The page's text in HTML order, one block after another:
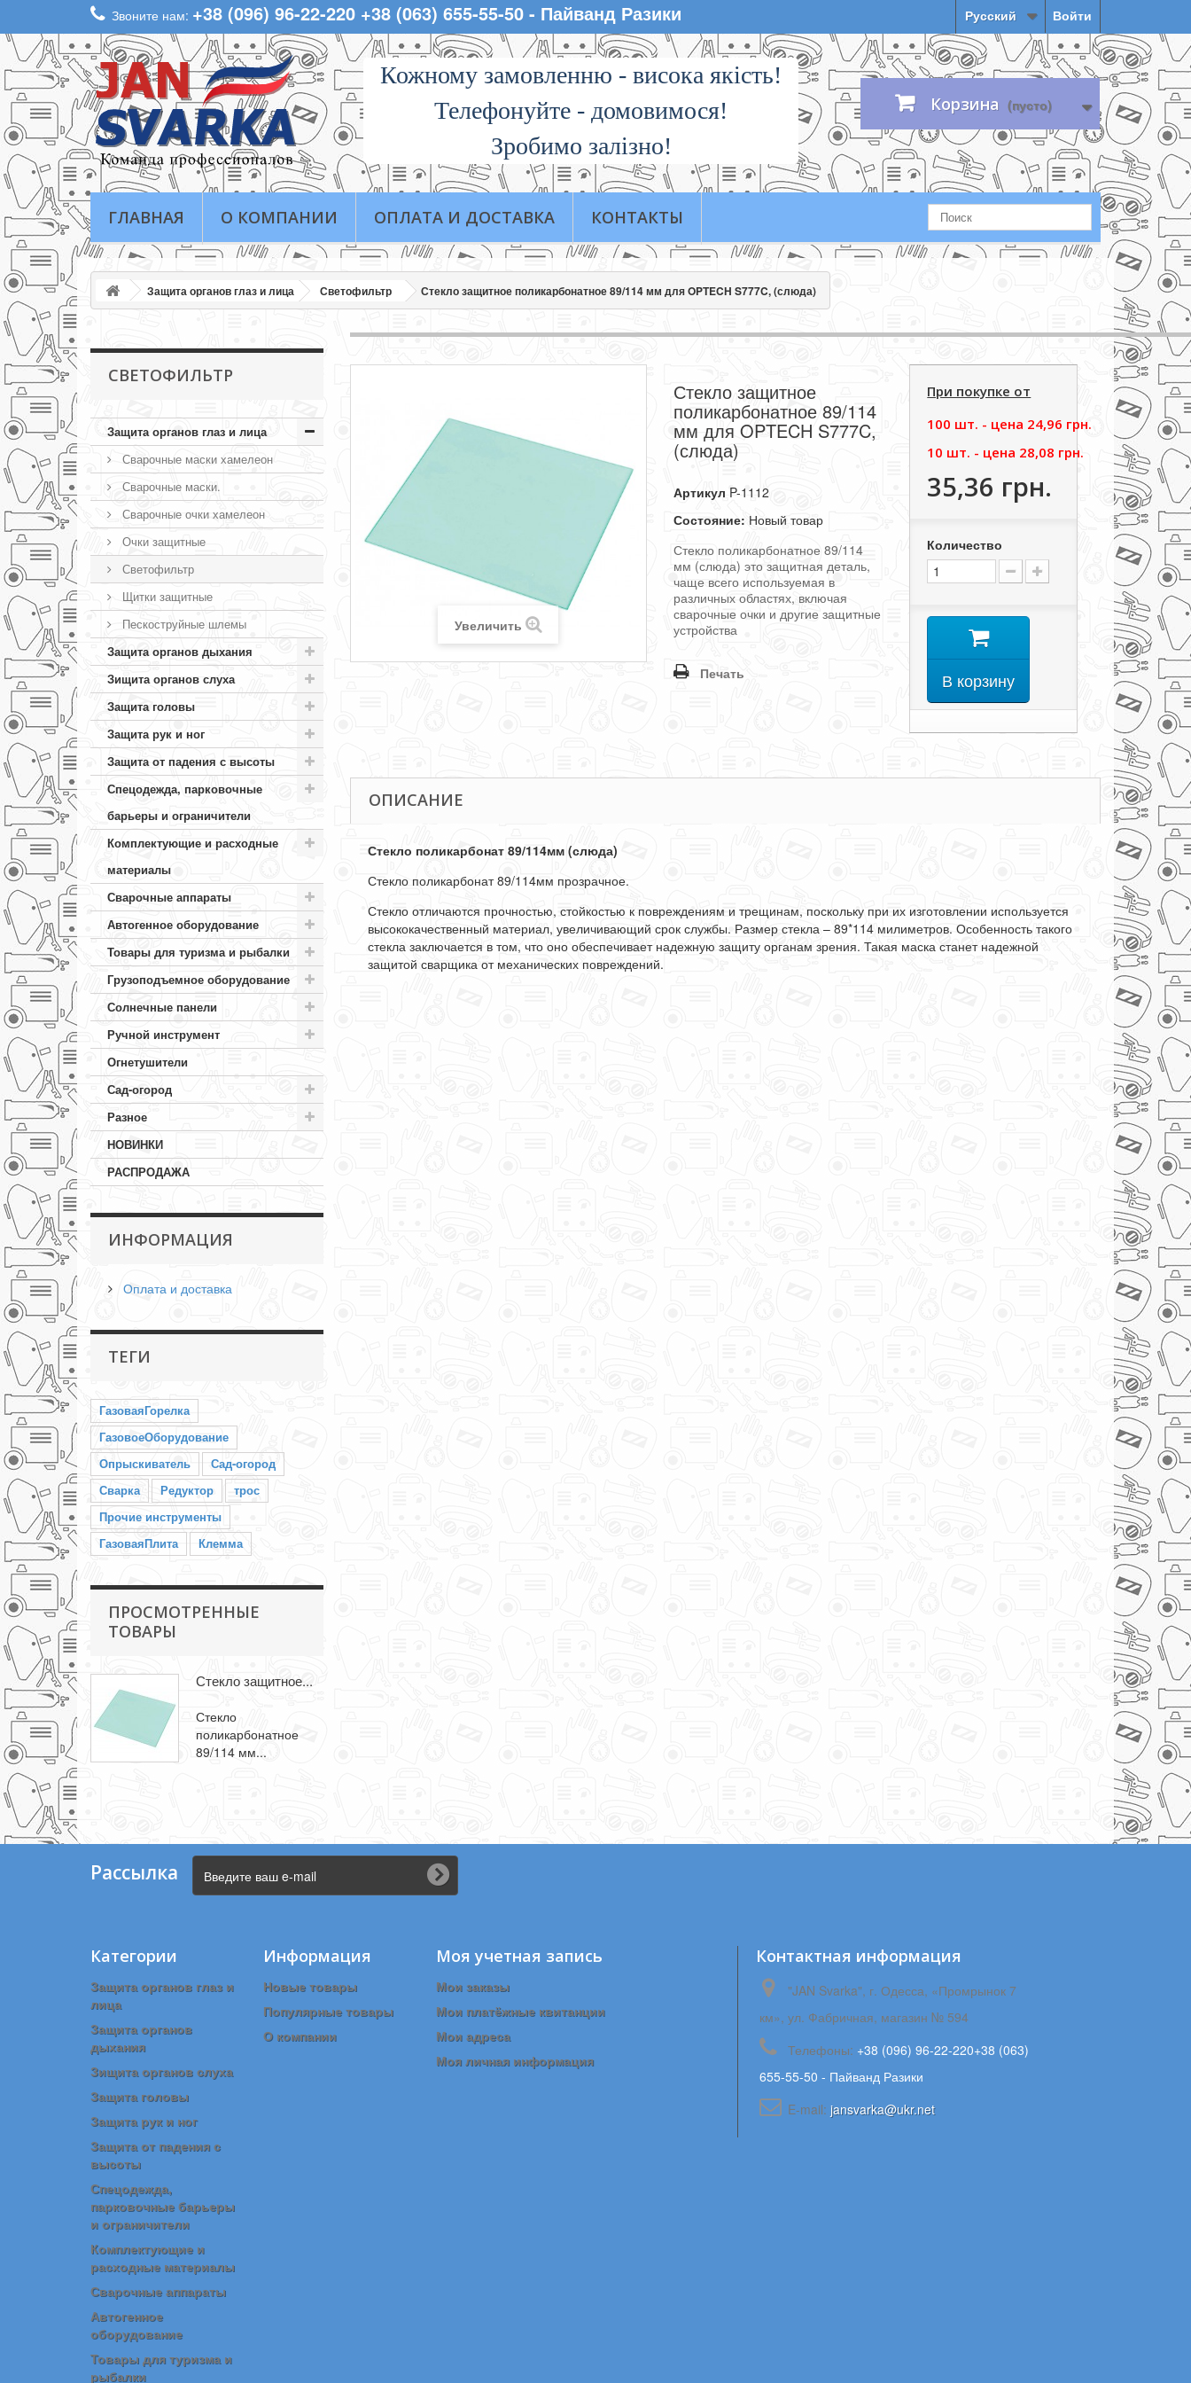
Войти
Русский
Звоните нам: +38 (096) 96-22-220 +38 (063) 655-55-50 - Пайванд Разики
Кожному замовленню - висока якiсть!
Телефонуйте - домовимося!
Зробимо залізно!
Корзина (пусто)
ГЛАВНАЯ О КОМПАНИИ ОПЛАТА И ДОСТАВКА КОНТАКТЫ
Защита органов глаз и лица Светофильтр Стекло защитное поликарбонатное 89/114 мм для OPTECH S777C, (слюда)
СВЕТОФИЛЬТР
Защита органов глаз и лица
Сварочные маски хамелеон
Сварочные маски.
Сварочные очки хамелеон
Очки защитные
Светофильтр
Щитки защитные
Пескоструйные шлемы
Защита органов дыхания
Зищита органов слуха
Защита головы
Защита рук и ног
Защита от падения с высоты
Спецодежда, парковочные
барьеры и ограничители
Комплектующие и расходные
материалы
Сварочные аппараты
Автогенное оборудование
Товары для туризма и рыбалки
Грузоподъемное оборудование
Солнечные панели
Ручной инструмент
Огнетушители
Сад-огород
Разное
НОВИНКИ
РАСПРОДАЖА
ИНФОРМАЦИЯ
Оплата и доставка
ТЕГИ
ГазоваяГорелка
ГазовоеОборудование
Опрыскиватель
Сад-огород
Сварка
Редуктор
трос
Прочие инструменты
ГазоваяПлита
Клемма
ПРОСМОТРЕННЫЕ
ТОВАРЫ
Стекло защитное...
Стекло
поликарбонатное
89/114 мм...
Увеличить
Стекло защитное
поликарбонатное 89/114
мм для OPTECH S777C,
(слюда)
Артикул P-1112
Состояние: Новый товар
Стекло поликарбонатное 89/114
мм (слюда) это защитная деталь,
чаще всего используемая в
различных областях, включая
сварочные очки и другие защитные
устройства
Печать
При покупке от
100 шт. - цена 24,96 грн.
10 шт. - цена 28,08 грн.
35,36 грн.
Количество
В корзину
ОПИСАНИЕ
Стекло поликарбонат 89/114мм (слюда)
Стекло поликарбонат 89/114мм прозрачное.
Стекло отличаются прочностью, стойкостью к повреждениям и трещинам, поскольку при их изготовлении используется
высококачественный материал, увеличивающий срок службы. Размер стекла – 89*114 милиметров. Особенность такого
стекла заключается в том, что оно обеспечивает надежную защиту органам зрения. Такая маска станет надежной
защитой сварщика от механических повреждений.
Рассылка
Категории
Защита органов глаз и
лица
Защита органов
дыхания
Зищита органов слуха
Защита головы
Защита рук и ног
Защита от падения с
высоты
Спецодежда,
парковочные барьеры
и ограничители
Комплектующие и
расходные материалы
Сварочные аппараты
Автогенное
оборудование
Товары для туризма и
рыбалки
Информация
Новые товары
Популярные товары
О компании
Моя учетная запись
Мои заказы
Мои платёжные квитанции
Мои адреса
Моя личная информация
Контактная информация
"JAN Svarka", г. Одесса, «Промрынок 7
км», ул. Фабричная, магазин № 594
Телефоны: +38 (096) 96-22-220+38 (063)
655-55-50 - Пайванд Разики
E-mail: jansvarka@ukr.net